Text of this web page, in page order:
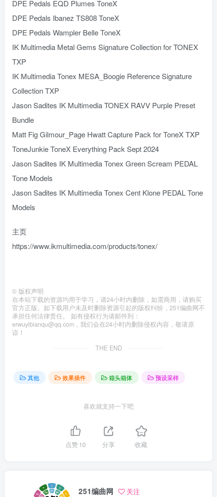
DPE Pedals EQD Plumes ToneX
DPE Pedals Ibanez TS808 ToneX
DPE Pedals Wampler Belle ToneX
IK Multimedia Metal Gems Signature Collection for TONEX
TXP
IK Multimedia Tonex MESA_Boogie Reference Signature
Collection TXP
Jason Sadites IK Multimedia TONEX RAVV Purple Preset
Bundle
Matt Fig Gilmour_Page Hwatt Capture Pack for ToneX TXP
ToneJunkie ToneX Everything Pack Sept 2024
Jason Sadites IK Multimedia Tonex Green Scream PEDAL
Tone Models
Jason Sadites IK Multimedia Tonex Cent Klone PEDAL Tone
Models
主页
https://www.ikmultimedia.com/products/tonex/
© 版权声明
在本站下载的资源均用于学习，请24小时内删除，如需商用，请购买
官方正版。如下载用户未及时删除资源引起的版权纠纷，251编曲网不
承担任何法律责任。 如有侵权行为请邮件到：
erwuyibianqu@qq.com，我们会在24小时内删除侵权内容，敬请原
谅！
THE END
其他 效果插件 箱头箱体 预设采样
喜欢就支持一下吧
点赞10 分享 收藏
251编曲网 关注